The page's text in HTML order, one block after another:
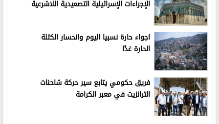
الإجراءات الإسرائيلية التصعيدية اللاشرعية
اجواء حارة نسبيا اليوم وانحسار الكتلة
الحارة غدًا
فريق حكومي يتابع سير حركة شاحنات
الترانزيت في معبر الكرامة